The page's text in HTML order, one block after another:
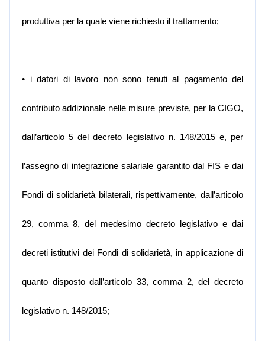
produttiva per la quale viene richiesto il trattamento;
• i datori di lavoro non sono tenuti al pagamento del
contributo addizionale nelle misure previste, per la CIGO,
dall’articolo 5 del decreto legislativo n. 148/2015 e, per
l’assegno di integrazione salariale garantito dal FIS e dai
Fondi di solidarietà bilaterali, rispettivamente, dall’articolo
29, comma 8, del medesimo decreto legislativo e dai
decreti istitutivi dei Fondi di solidarietà, in applicazione di
quanto disposto dall’articolo 33, comma 2, del decreto
legislativo n. 148/2015;